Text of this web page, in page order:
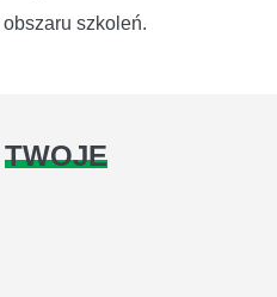
szkoleń.
TWOJE